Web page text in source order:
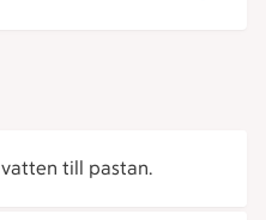
till pastan.